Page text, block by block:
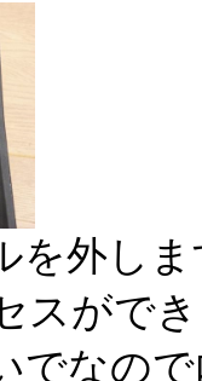
を外し
スがで
なので